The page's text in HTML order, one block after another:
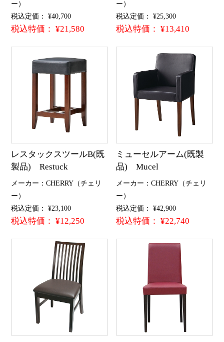
ー）
税込定価： ¥40,700
税込特価： ¥21,580
ー）
税込定価： ¥25,300
税込特価： ¥13,410
レスタックスツールB(既
製品) Restuck
メーカー：CHERRY（チェリ
ー）
税込定価： ¥23,100
税込特価： ¥12,250
ミューセルアーム(既製
品) Mucel
メーカー：CHERRY（チェリ
ー）
税込定価： ¥42,900
税込特価： ¥22,740